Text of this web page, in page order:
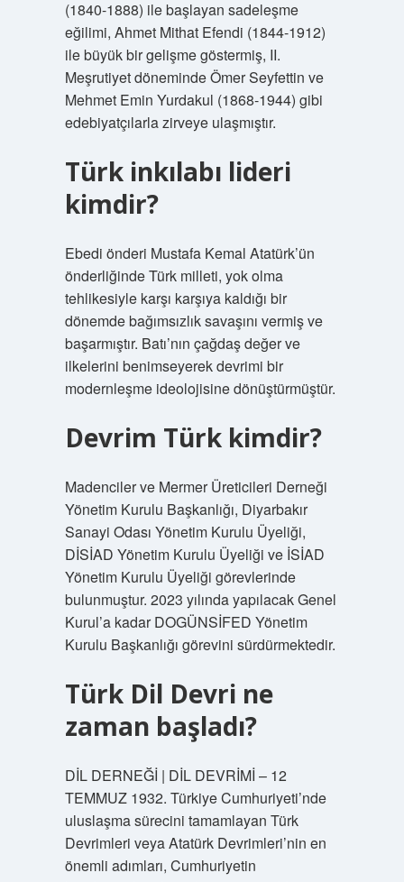
(1840-1888) ile başlayan sadeleşme
eğilimi, Ahmet Mithat Efendi (1844-1912)
ile büyük bir gelişme göstermiş, II.
Meşrutiyet döneminde Ömer Seyfettin ve
Mehmet Emin Yurdakul (1868-1944) gibi
edebiyatçılarla zirveye ulaşmıştır.
Türk inkılabı lideri
kimdir?
Ebedi önderi Mustafa Kemal Atatürk’ün
önderliğinde Türk milleti, yok olma
tehlikesiyle karşı karşıya kaldığı bir
dönemde bağımsızlık savaşını vermiş ve
başarmıştır. Batı’nın çağdaş değer ve
ilkelerini benimseyerek devrimi bir
modernleşme ideolojisine dönüştürmüştür.
Devrim Türk kimdir?
Madenciler ve Mermer Üreticileri Derneği
Yönetim Kurulu Başkanlığı, Diyarbakır
Sanayi Odası Yönetim Kurulu Üyeliği,
DİSİAD Yönetim Kurulu Üyeliği ve İSİAD
Yönetim Kurulu Üyeliği görevlerinde
bulunmuştur. 2023 yılında yapılacak Genel
Kurul’a kadar DOGÜNSİFED Yönetim
Kurulu Başkanlığı görevini sürdürmektedir.
Türk Dil Devri ne
zaman başladı?
DİL DERNEĞİ | DİL DEVRİMİ – 12
TEMMUZ 1932. Türkiye Cumhuriyeti’nde
uluslaşma sürecini tamamlayan Türk
Devrimleri veya Atatürk Devrimleri’nin en
önemli adımları, Cumhuriyetin